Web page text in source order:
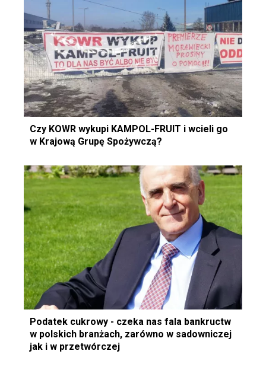
Czy KOWR wykupi KAMPOL-FRUIT i wcieli go
w Krajową Grupę Spożywczą?
Podatek cukrowy - czeka nas fala bankructw
w polskich branżach, zarówno w sadowniczej
jak i w przetwórczej